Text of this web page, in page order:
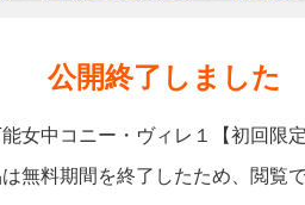
公開終了しました
女中コニー・ヴィレ１【初回限
無料期間を終了したため、閲覧で